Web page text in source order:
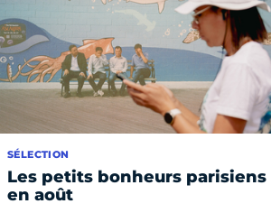
SÉLECTION
Les petits bonheurs parisiens
en août